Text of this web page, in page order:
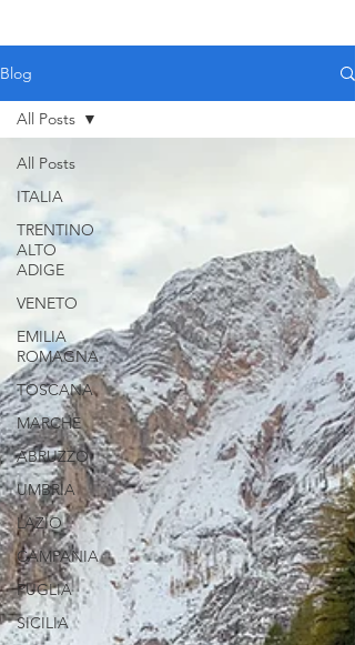
Blog
All Posts
ITALIA
TRENTINO
ALTO
ADIGE
VENETO
EMILIA
ROMAGNA
TOSCANA
MARCHE
ABRUZZO
UMBRIA
LAZIO
CAMPANIA
PUGLIA
SICILIA
All Posts